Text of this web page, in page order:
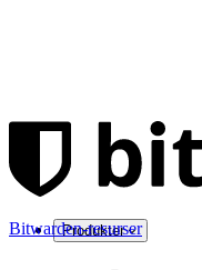
Produkter
Bitwarden-resurser